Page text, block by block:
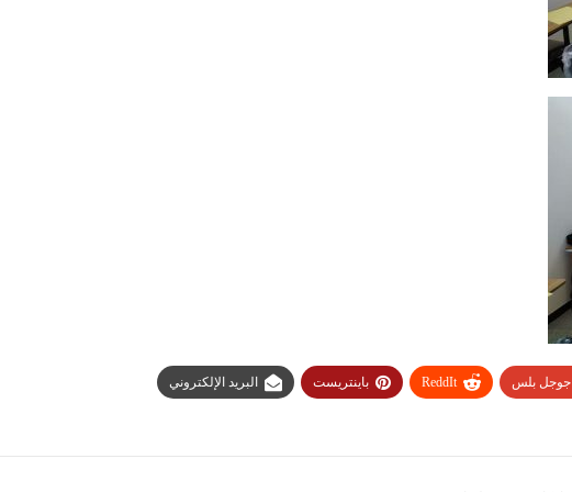
جوجل بلس ReddIt باينتريست البريد الإلكتروني